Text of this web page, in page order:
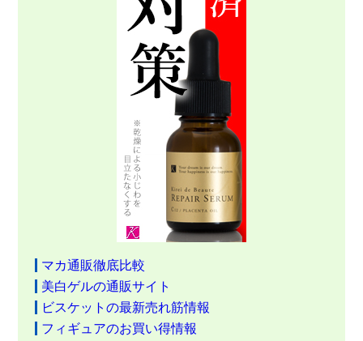
マカ通販徹底比較
美白ゲルの通販サイト
ビスケットの最新売れ筋情報
フィギュアのお買い得情報